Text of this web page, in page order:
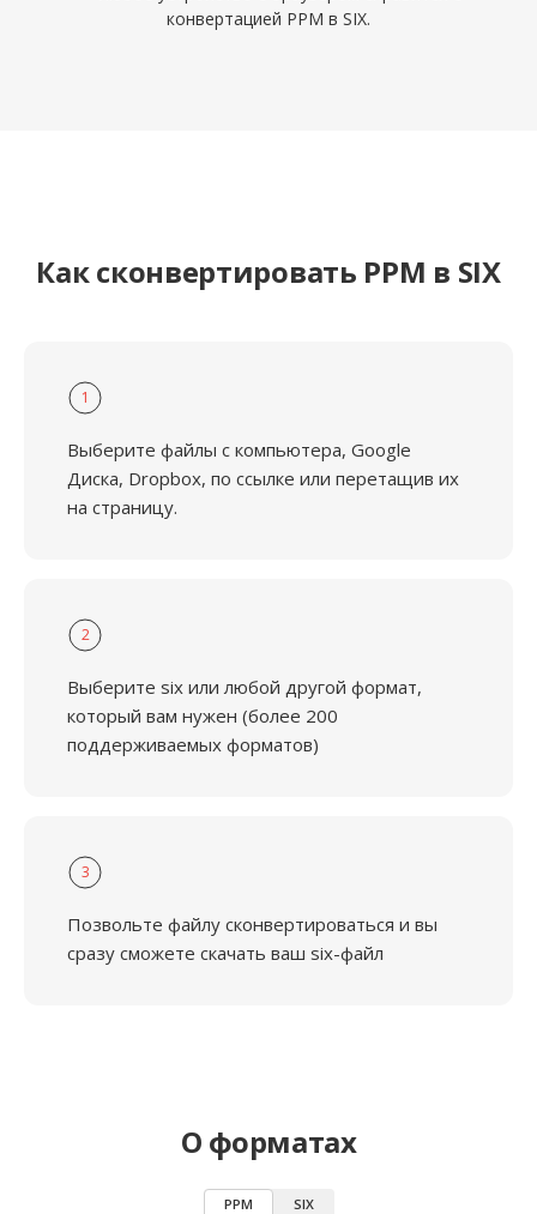
конвертацией PPM в SIX.
Как сконвертировать PPM в SIX
1
Выберите файлы с компьютера, Google
Диска, Dropbox, по ссылке или перетащив их
на страницу.
2
Выберите six или любой другой формат,
который вам нужен (более 200
поддерживаемых форматов)
3
Позвольте файлу сконвертироваться и вы
сразу сможете скачать ваш six-файл
О форматах
PPM SIX